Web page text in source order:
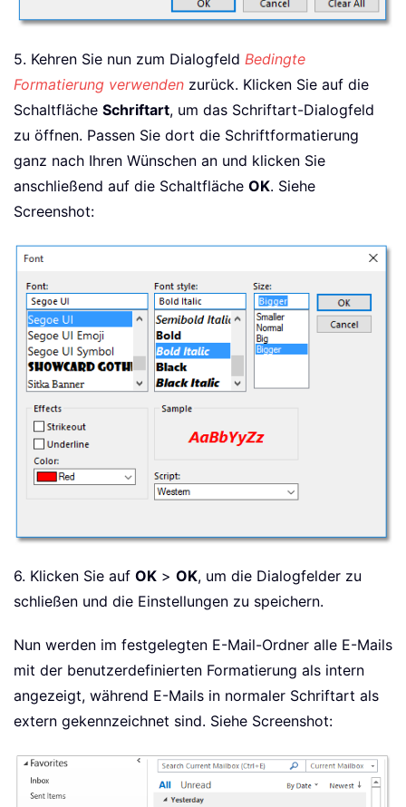
5. Kehren Sie nun zum Dialogfeld Bedingte
Formatierung verwenden zurück. Klicken Sie auf die
Schaltfläche Schriftart, um das Schriftart-Dialogfeld
zu öffnen. Passen Sie dort die Schriftformatierung
ganz nach Ihren Wünschen an und klicken Sie
anschließend auf die Schaltfläche OK. Siehe
Screenshot:
6. Klicken Sie auf OK > OK, um die Dialogfelder zu
schließen und die Einstellungen zu speichern.
Nun werden im festgelegten E-Mail-Ordner alle E-Mails
mit der benutzerdefinierten Formatierung als intern
angezeigt, während E-Mails in normaler Schriftart als
extern gekennzeichnet sind. Siehe Screenshot: